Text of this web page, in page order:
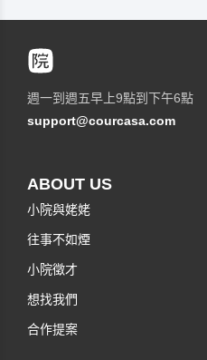
週一到週五早上9點到下午6點
support@courcasa.com
ABOUT US
小院與姥姥
往事不如煙
小院徵才
想找我們
合作提案